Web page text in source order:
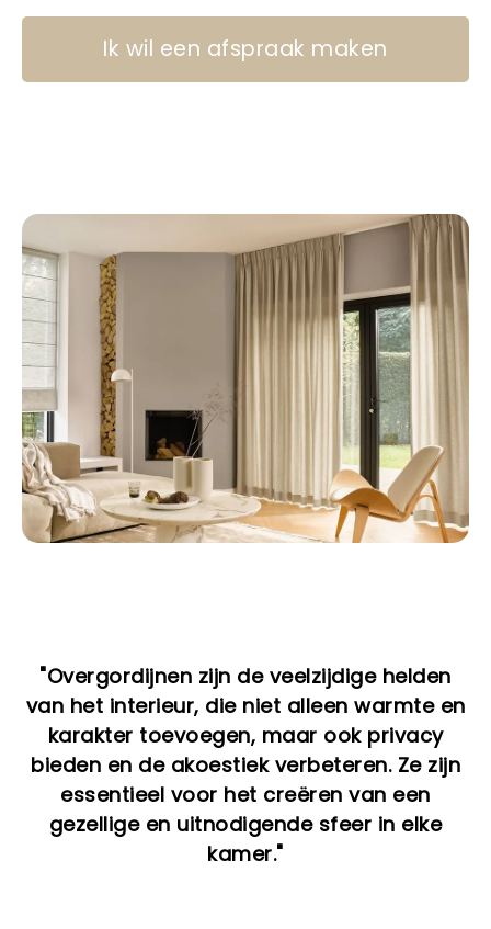
Ik wil een afspraak maken
"Overgordijnen zijn de veelzijdige helden
van het interieur, die niet alleen warmte en
karakter toevoegen, maar ook privacy
bieden en de akoestiek verbeteren. Ze zijn
essentieel voor het creëren van een
gezellige en uitnodigende sfeer in elke
kamer."